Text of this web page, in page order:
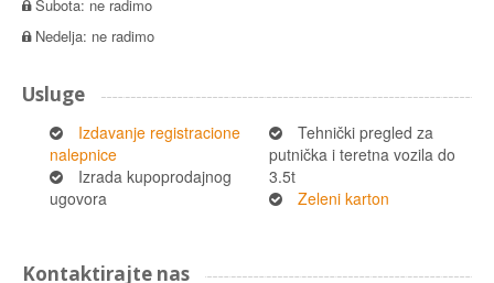
Subota: ne radimo
Nedelja: ne radimo
Usluge
Izdavanje registracione
nalepnice
Izrada kupoprodajnog
ugovora
Tehnički pregled za
putnička i teretna vozila do
3.5t
Zeleni karton
Kontaktirajte nas